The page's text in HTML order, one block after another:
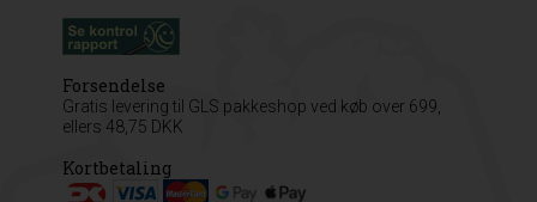
Forsendelse
Gratis levering til GLS pakkeshop ved køb over 699,
ellers 48,75 DKK
Kortbetaling